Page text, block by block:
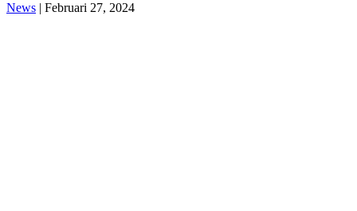
News | Februari 27, 2024